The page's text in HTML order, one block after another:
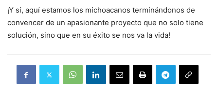
¡Y sí, aquí estamos los michoacanos terminándonos de
convencer de un apasionante proyecto que no solo tiene
solución, sino que en su éxito se nos va la vida!